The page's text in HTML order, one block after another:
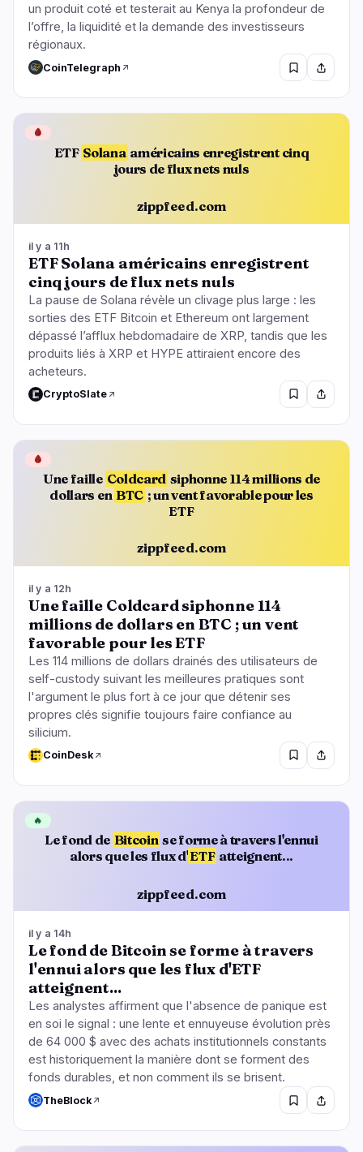
un produit coté et testerait au Kenya la profondeur de
l’offre, la liquidité et la demande des investisseurs
régionaux.
CoinTelegraph
ETF Solana américains enregistrent cinq
jours de flux nets nuls
zippfeed.com
🩸
il y a 11h
ETF Solana américains enregistrent
cinq jours de flux nets nuls
La pause de Solana révèle un clivage plus large : les
sorties des ETF Bitcoin et Ethereum ont largement
dépassé l’afflux hebdomadaire de XRP, tandis que les
produits liés à XRP et HYPE attiraient encore des
acheteurs.
CryptoSlate
Une faille Coldcard siphonne 114 millions de
dollars en BTC ; un vent favorable pour les
ETF
zippfeed.com
🩸
il y a 12h
Une faille Coldcard siphonne 114
millions de dollars en BTC ; un vent
favorable pour les ETF
Les 114 millions de dollars drainés des utilisateurs de
self-custody suivant les meilleures pratiques sont
l'argument le plus fort à ce jour que détenir ses
propres clés signifie toujours faire confiance au
silicium.
CoinDesk
Le fond de Bitcoin se forme à travers l'ennui
alors que les flux d'ETF atteignent...
zippfeed.com
🔥
il y a 14h
Le fond de Bitcoin se forme à travers
l'ennui alors que les flux d'ETF
atteignent...
Les analystes affirment que l'absence de panique est
en soi le signal : une lente et ennuyeuse évolution près
de 64 000 $ avec des achats institutionnels constants
est historiquement la manière dont se forment des
fonds durables, et non comment ils se brisent.
TheBlock